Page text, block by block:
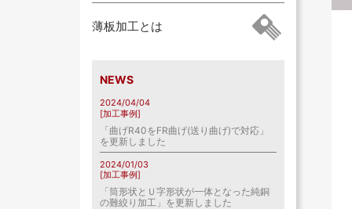
薄板加工とは
NEWS
2024/04/04
[加工事例]
「曲げR40をFR曲げ(送り曲げ)で対応」
を更新しました
2024/01/03
[加工事例]
「筒形状とＵ字形状が一体となった純銅
の難絞り加工」を更新しました